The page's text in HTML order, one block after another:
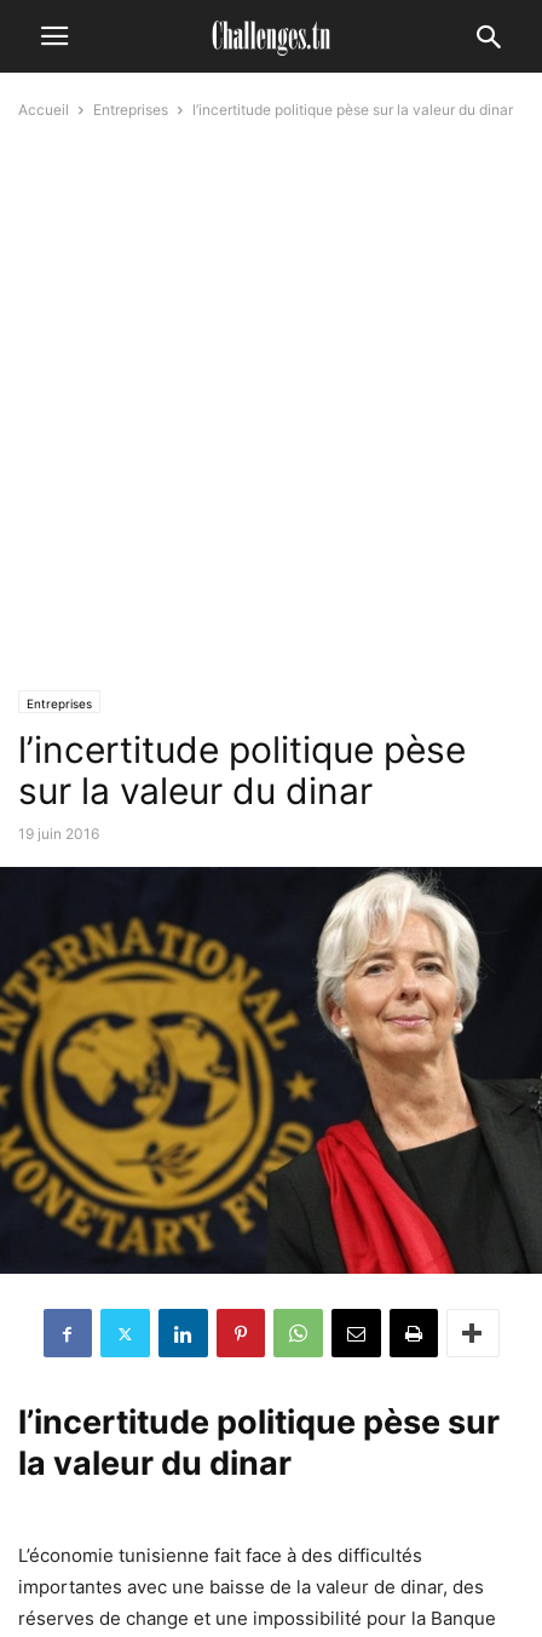
Accueil Entreprises l’incertitude politique pèse sur la valeur du dinar
Entreprises
l’incertitude politique pèse
sur la valeur du dinar
19 juin 2016
l’incertitude politique pèse sur
la valeur du dinar
L’économie tunisienne fait face à des difficultés
importantes avec une baisse de la valeur de dinar, des
réserves de change et une impossibilité pour la Banque